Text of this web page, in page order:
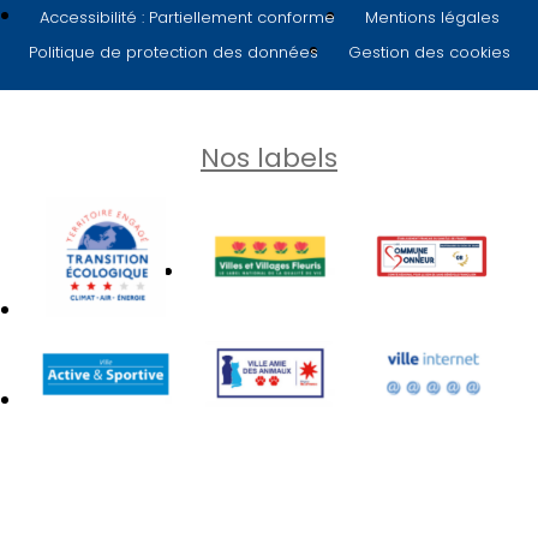
Accessibilité : Partiellement conforme
Mentions légales
Politique de protection des données
Gestion des cookies
Nos labels